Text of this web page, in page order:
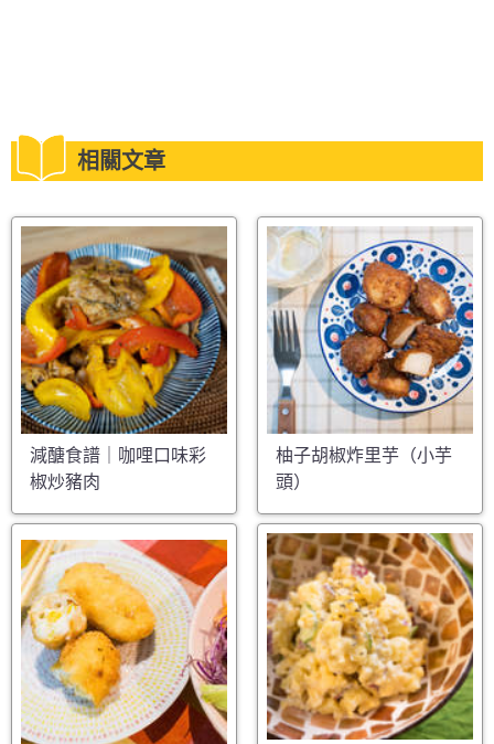
相關文章
減醣食譜｜咖哩口味彩
椒炒豬肉
柚子胡椒炸里芋（小芋
頭）